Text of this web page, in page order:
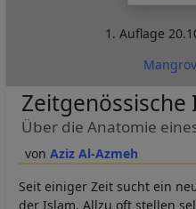
1. Auflage
Aziz Al-Azmeh
Über die Anatomie
Seit einiger Zeit sucht ein
der Islam. Allzu oft stellen